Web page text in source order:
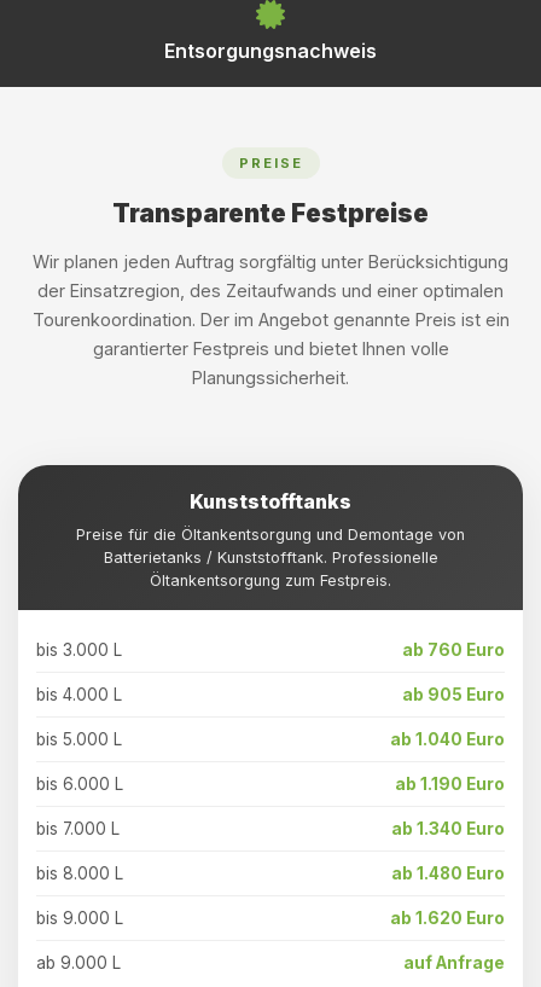
Entsorgungsnachweis
PREISE
Transparente Festpreise
Wir planen jeden Auftrag sorgfältig unter Berücksichtigung
der Einsatzregion, des Zeitaufwands und einer optimalen
Tourenkoordination. Der im Angebot genannte Preis ist ein
garantierter Festpreis und bietet Ihnen volle
Planungssicherheit.
Kunststofftanks
Preise für die Öltankentsorgung und Demontage von
Batterietanks / Kunststofftank. Professionelle
Öltankentsorgung zum Festpreis.
bis 3.000 L ab 760 Euro
bis 4.000 L ab 905 Euro
bis 5.000 L ab 1.040 Euro
bis 6.000 L ab 1.190 Euro
bis 7.000 L ab 1.340 Euro
bis 8.000 L ab 1.480 Euro
bis 9.000 L ab 1.620 Euro
ab 9.000 L auf Anfrage